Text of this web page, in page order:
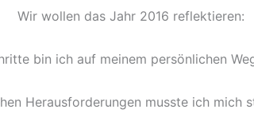
Wir wollen das Jahr 2016 reflektieren:
bin ich auf meinem persönlichen
Herausforderungen musste ich mich